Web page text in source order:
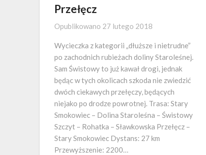
Przełęcz
Opublikowano 27 lutego 2018
Wycieczka z kategorii „dłuższe i nietrudne”
po zachodnich rubieżach doliny Staroleśnej.
Sam Świstowy to już kawał drogi, jednak
będąc w tych okolicach szkoda nie zwiedzić
dwóch ciekawych przełęczy, będących
niejako po drodze powrotnej. Trasa: Stary
Smokowiec – Dolina Staroleśna – Świstowy
Szczyt – Rohatka – Sławkowska Przełęcz –
Stary Smokowiec Dystans: 27 km
Przewyższenie: 2200…